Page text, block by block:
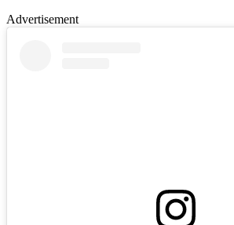
Advertisement